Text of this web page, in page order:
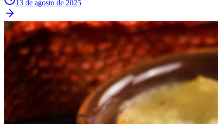
Hospitais Estaduais
Cidades da Região
Santana de ParnaíbaOsasco CarapicuíbaJandira ItapeviCotiaPirapora
do Bom Jesus
AraçariguamaCajamarCaieirasFranco da
RochaFrancisco Morato Taboão da SerraEmbu das ArtesSão Roque
Para Sua Empresa
Anuncie Regional
Guia de Empresas
Novo
13 de agosto de 2025